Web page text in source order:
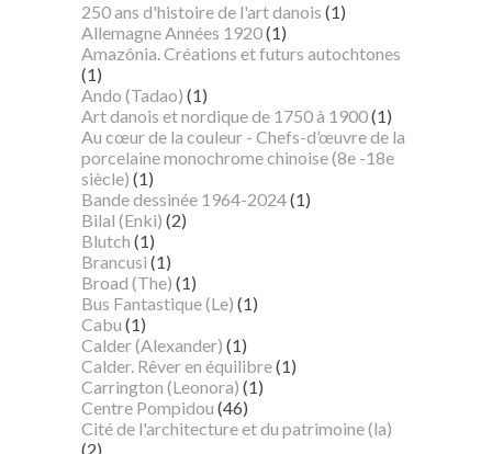
250 ans d'histoire de l'art danois (1)
Allemagne Années 1920(1)
Amazônia. Créations et futurs autochtones
(1)
Ando (Tadao) (1)
Art danois et nordique de 1750 à 1900(1)
Au cœur de la couleur - Chefs-d’œuvre de la
porcelaine monochrome chinoise (8e -18e
siècle) (1)
Bande dessinée 1964-2024(1)
Bilal (Enki) (2)
Blutch (1)
Brancusi (1)
Broad (The) (1)
Bus Fantastique (Le) (1)
Cabu (1)
Calder (Alexander) (1)
Calder. Rêver en équilibre(1)
Carrington (Leonora) (1)
Centre Pompidou (46)
Cité de l'architecture et du patrimoine (la)
(2)